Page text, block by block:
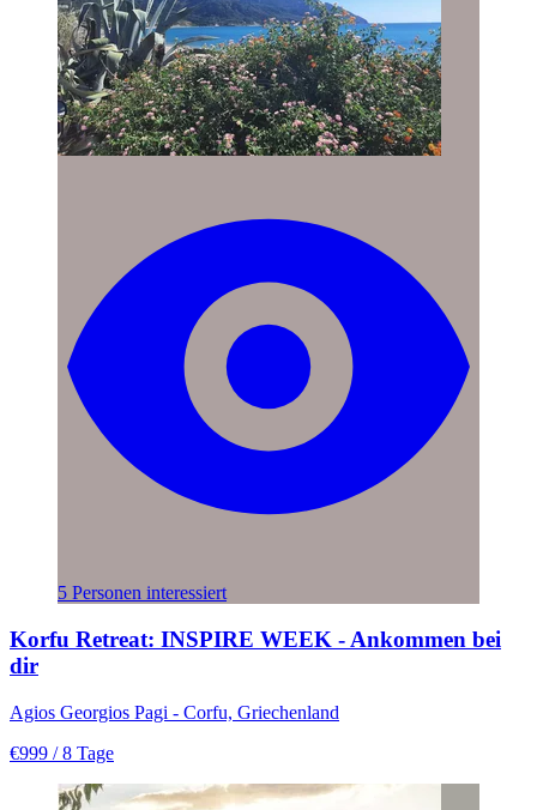
5 Personen interessiert
Korfu Retreat: INSPIRE WEEK - Ankommen bei
dir
Agios Georgios Pagi - Corfu, Griechenland
€999 / 8 Tage